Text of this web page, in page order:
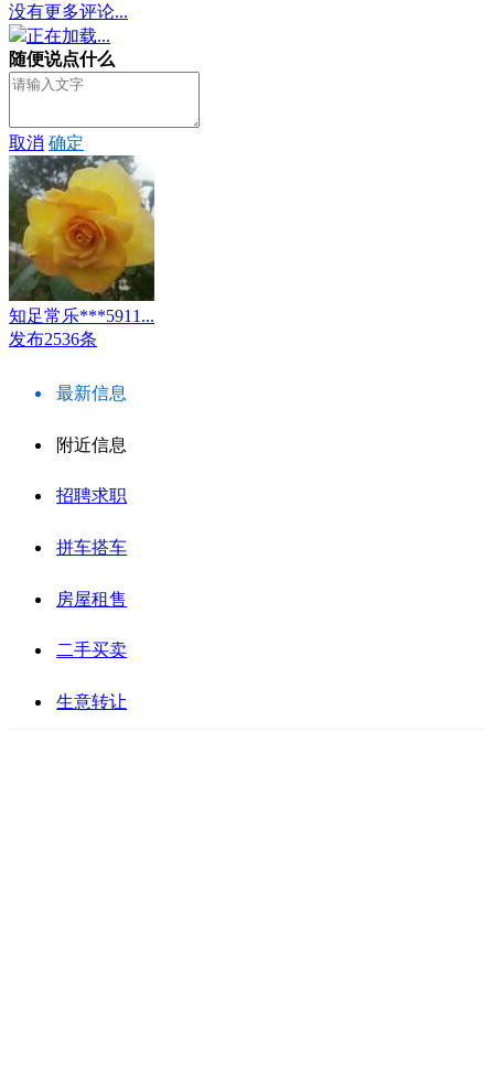
没有更多评论...
正在加载...
随便说点什么
取消 确定
知足常乐***5911...
发布2536条
最新信息
附近信息
招聘求职
拼车搭车
房屋租售
二手买卖
生意转让